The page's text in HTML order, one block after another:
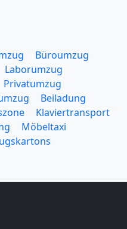
Büroumzug
Laborumzug
Privatumzug
Beiladung
Klaviertransport
Möbeltaxi